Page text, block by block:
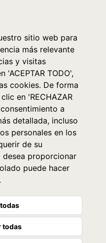
sitio web para
más relevante
y visitas
'ACEPTAR TODO',
cookies. De forma
en 'RECHAZAR
a
detallada, incluso
personales en los
de su
desea proporcionar
puede hacer
todas